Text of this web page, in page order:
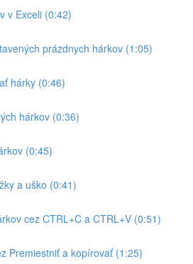
v Exceli (0:42)
prázdnych hárkov (1:05)
hárky (0:46)
hárkov (0:36)
(0:45)
a uško (0:41)
cez CTRL+C a CTRL+V (0:51)
Premiestniť a kopírovať (1:25)